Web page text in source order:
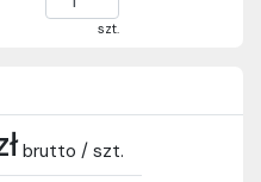
szt.
brutto / szt.